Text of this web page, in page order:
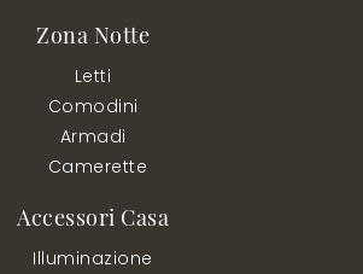
Zona Notte
Letti
Comodini
Armadi
Camerette
Accessori Casa
Illuminazione